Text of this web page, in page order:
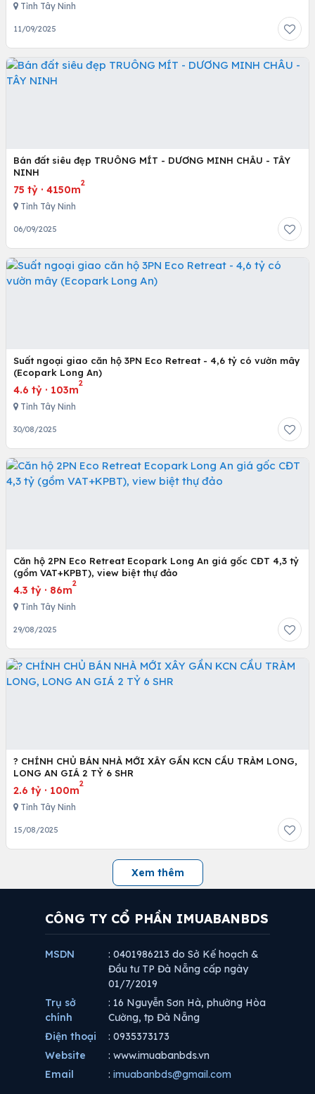
Tỉnh Tây Ninh
11/09/2025
Bán đất siêu đẹp TRUÔNG MÍT - DƯƠNG MINH CHÂU - TÂY
NINH
75 tỷ · 4150m
2
Tỉnh Tây Ninh
06/09/2025
Suất ngoại giao căn hộ 3PN Eco Retreat - 4,6 tỷ có vườn mây
(Ecopark Long An)
4.6 tỷ · 103m
2
Tỉnh Tây Ninh
30/08/2025
Căn hộ 2PN Eco Retreat Ecopark Long An giá gốc CĐT 4,3 tỷ
(gồm VAT+KPBT), view biệt thự đảo
4.3 tỷ · 86m
2
Tỉnh Tây Ninh
29/08/2025
? CHÍNH CHỦ BÁN NHÀ MỚI XÂY GẦN KCN CẦU TRÀM LONG,
LONG AN GIÁ 2 TỶ 6 SHR
2.6 tỷ · 100m
2
Tỉnh Tây Ninh
15/08/2025
Xem thêm
CÔNG TY CỔ PHẦN IMUABANBDS
MSDN
: 0401986213 do Sở Kế hoạch &
Đầu tư TP Đà Nẵng cấp ngày
01/7/2019
Trụ sở
chính
: 16 Nguyễn Sơn Hà, phường Hòa
Cường, tp Đà Nẵng
Điện thoại
: 0935373173
Website
: www.imuabanbds.vn
Email
: imuabanbds@gmail.com